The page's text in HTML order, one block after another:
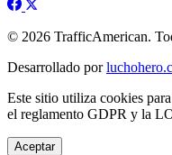
© 2026 TrafficAmerican.
Desarrollado por
Este sitio utiliza cookies
el reglamento GDPR y la
Aceptar